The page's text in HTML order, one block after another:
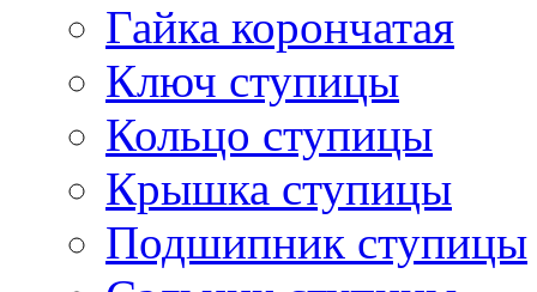
Гайка корончатая
Ключ ступицы
Кольцо ступицы
Крышка ступицы
Подшипник ступицы